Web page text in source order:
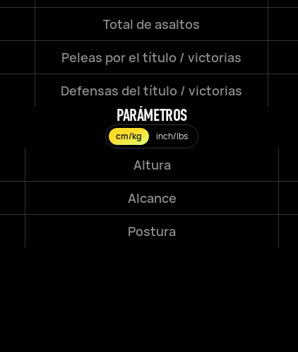
Total de asaltos
Peleas por el título / victorias
Defensas del título / victorias
PARÁMETROS
cm/kg inch/lbs
Altura
Alcance
Postura